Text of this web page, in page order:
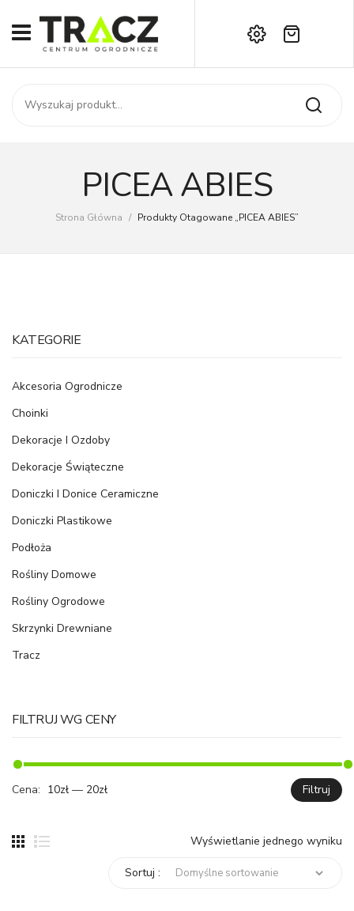
START
SKLEP
AKTUALNOŚCI
Kontakt
Brak produktów w koszyku.
PICEA ABIES
Strona Główna / Produkty Otagowane „PICEA ABIES”
KATEGORIE
Akcesoria Ogrodnicze
Choinki
Dekoracje I Ozdoby
Dekoracje Świąteczne
Doniczki I Donice Ceramiczne
Doniczki Plastikowe
Podłoża
Rośliny Domowe
Rośliny Ogrodowe
Skrzynki Drewniane
Tracz
FILTRUJ WG CENY
Filtruj
Cena: 10zł — 20zł
Wyświetlanie jednego wyniku
Sortuj :